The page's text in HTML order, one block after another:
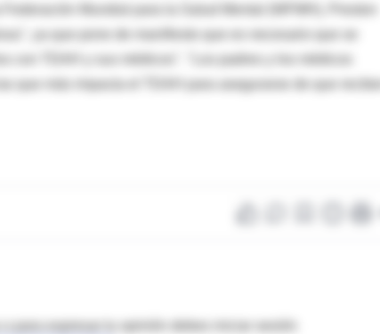
Mundial para la Salud Mental (WFMH), Preston
ya que pone de manifiesto que es necesario que se
con TDAH y sus médicos". "Los padres y los médicos
que más impacta el TDAH para asegurarse de que
para expresar tu opinión debes iniciar sesión